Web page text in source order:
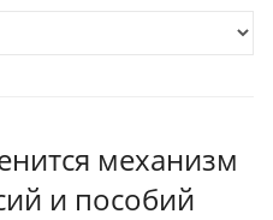
механизм
и пособий